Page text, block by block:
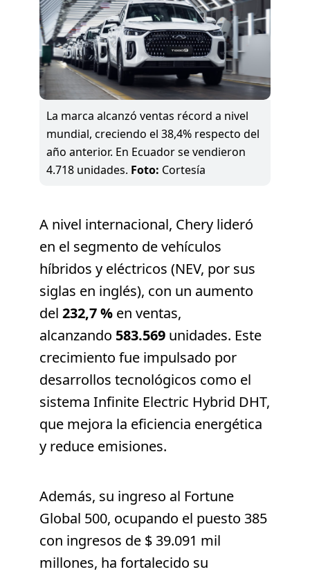
La marca alcanzó ventas récord a nivel
mundial, creciendo el 38,4% respecto del
año anterior. En Ecuador se vendieron
4.718 unidades. Foto: Cortesía
A nivel internacional, Chery lideró
en el segmento de vehículos
híbridos y eléctricos (NEV, por sus
siglas en inglés), con un aumento
del 232,7 % en ventas,
alcanzando 583.569 unidades. Este
crecimiento fue impulsado por
desarrollos tecnológicos como el
sistema Infinite Electric Hybrid DHT,
que mejora la eficiencia energética
y reduce emisiones.
Además, su ingreso al Fortune
Global 500, ocupando el puesto 385
con ingresos de $ 39.091 mil
millones, ha fortalecido su